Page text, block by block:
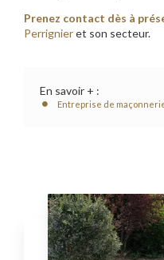
Prenez contact dès à
Perrignieret son secteur.
En savoir + :
Entreprise de